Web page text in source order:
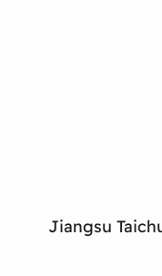
Jiangsu